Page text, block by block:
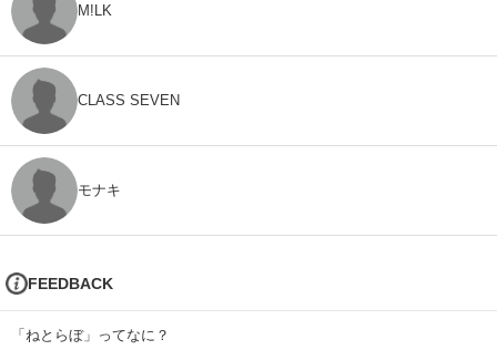
M!LK
CLASS SEVEN
モナキ
FEEDBACK
「ねとらぼ」ってなに？